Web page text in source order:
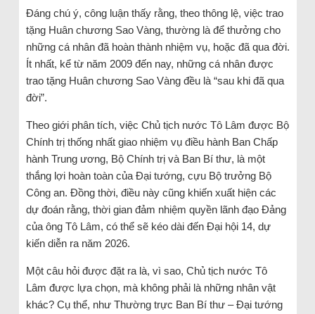
Đáng chú ý, công luận thấy rằng, theo thông lệ, việc trao
tặng Huân chương Sao Vàng, thường là để thưởng cho
những cá nhân đã hoàn thành nhiệm vụ, hoặc đã qua đời.
Ít nhất, kể từ năm 2009 đến nay, những cá nhân được
trao tặng Huân chương Sao Vàng đều là “sau khi đã qua
đời”.
Theo giới phân tích, việc Chủ tịch nước Tô Lâm được Bộ
Chính trị thống nhất giao nhiệm vụ điều hành Ban Chấp
hành Trung ương, Bộ Chính trị và Ban Bí thư, là một
thắng lợi hoàn toàn của Đại tướng, cựu Bộ trưởng Bộ
Công an. Đồng thời, điều này cũng khiến xuất hiện các
dự đoán rằng, thời gian đảm nhiệm quyền lãnh đạo Đảng
của ông Tô Lâm, có thể sẽ kéo dài đến Đại hội 14, dự
kiến diễn ra năm 2026.
Một câu hỏi được đặt ra là, vì sao, Chủ tịch nước Tô
Lâm được lựa chọn, mà không phải là những nhân vật
khác? Cụ thể, như Thường trực Ban Bí thư – Đại tướng